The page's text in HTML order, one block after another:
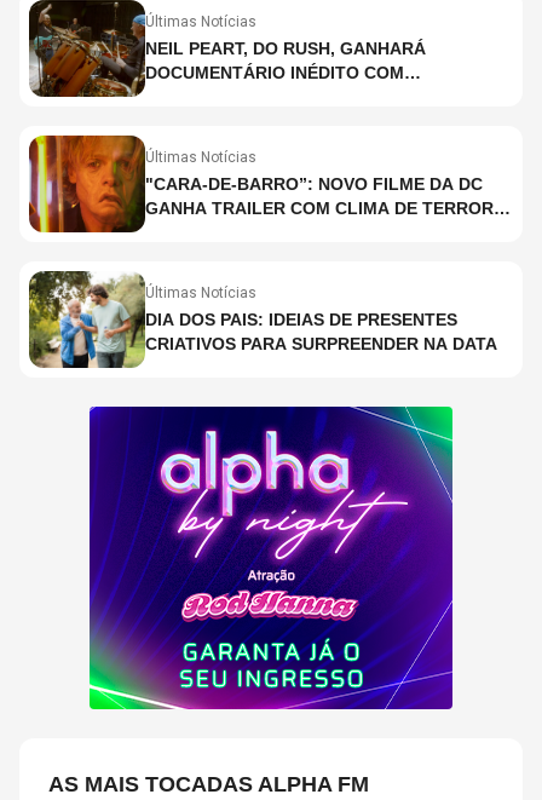
Últimas Notícias
NEIL PEART, DO RUSH, GANHARÁ
DOCUMENTÁRIO INÉDITO COM
Últimas Notícias
"CARA-DE-BARRO”: NOVO FILME DA DC
GANHA TRAILER COM CLIMA DE TERROR;
Últimas Notícias
DIA DOS PAIS: IDEIAS DE PRESENTES
CRIATIVOS PARA SURPREENDER NA DATA
AS MAIS TOCADAS ALPHA FM